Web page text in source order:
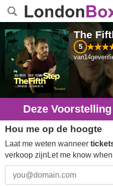
The
5
van14
Deze
Hou me op de hoogte
Laat me weten wanneer
verkoop zijnLet me know